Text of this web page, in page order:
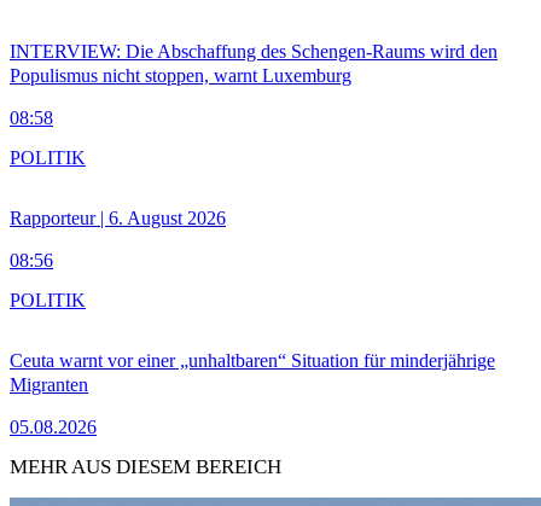
INTERVIEW: Die Abschaffung des Schengen-Raums wird den
Populismus nicht stoppen, warnt Luxemburg
08:58
Rapporteur | 6. August 2026
08:56
POLITIK
Ceuta warnt vor einer „unhaltbaren“ Situation für minderjährige
Migranten
05.08.2026
POLITIK
MEHR AUS DIESEM BEREICH